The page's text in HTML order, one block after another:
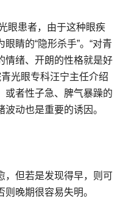
患者，由于这种眼疾
睛的“隐形杀手”。“对青
情绪、开朗的性格就是好
光眼专科汪宁主任介绍
或者性子急、脾气暴躁的
动也是重要的诱因。
但若是发现得早，则可
晚期很容易失明。